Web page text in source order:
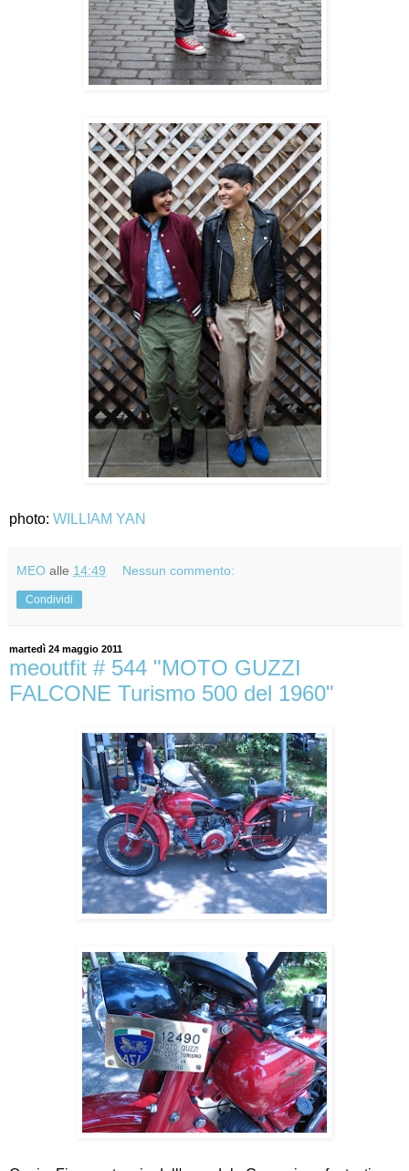
photo: WILLIAM YAN
MEO alle 14:49 Nessun commento:
Condividi
martedì 24 maggio 2011
meoutfit # 544 "MOTO GUZZI
FALCONE Turismo 500 del 1960"